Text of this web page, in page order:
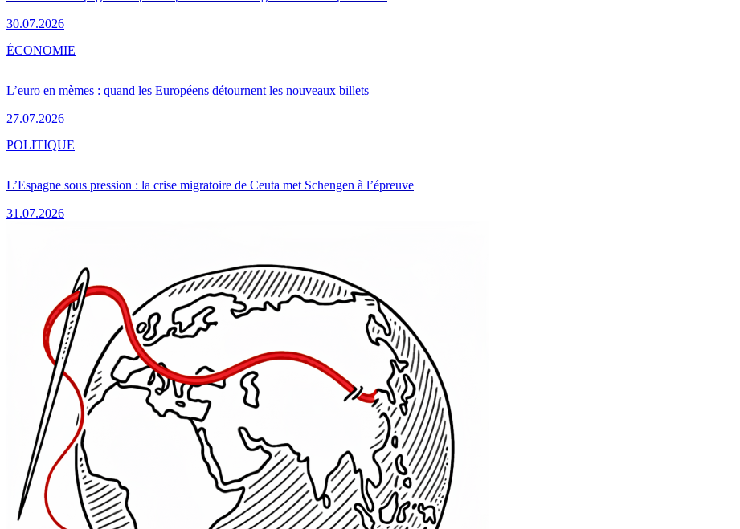
30.07.2026
L’euro en mèmes : quand les Européens détournent les nouveaux billets
27.07.2026
ÉCONOMIE
L’Espagne sous pression : la crise migratoire de Ceuta met Schengen à l’épreuve
31.07.2026
POLITIQUE